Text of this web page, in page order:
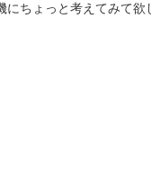
ちょっと考えてみて欲